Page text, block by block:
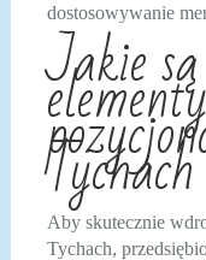
dostosowywanie
Jakie
Tychach
Aby skutecznie
Tychach,